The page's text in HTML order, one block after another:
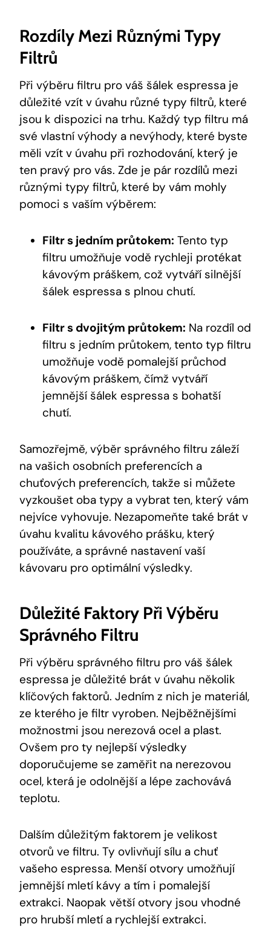
Rozdíly ⁤mezi ⁣různými Typy
Filtrů
Při ⁢výběru filtru pro váš šálek espressa je
⁣důležité vzít v úvahu‍ různé typy filtrů, které
jsou k dispozici na trhu.⁤ Každý ‌typ filtru má
své vlastní výhody a nevýhody, které ​byste
měli vzít v úvahu při⁤ rozhodování, který‍ je
ten ⁢pravý pro vás.⁣ Zde je pár rozdílů mezi
různými typy filtrů,‍ které by vám ​mohly
‌pomoci s vaším ⁤výběrem:
Filtr s‍ jedním​ průtokem: Tento typ
filtru umožňuje vodě rychleji protékat
kávovým práškem, což ⁣vytváří silnější
šálek espressa s plnou chutí.
Filtr ⁤s dvojitým průtokem: Na rozdíl od
filtru s jedním průtokem,‍ tento typ filtru
umožňuje vodě pomalejší ⁢průchod
kávovým práškem, čímž vytváří
jemnější šálek espressa s bohatší
chutí.
Samozřejmě,‌ výběr⁤ správného filtru‍ záleží
na vašich osobních preferencích⁢ a ​
chuťových preferencích, ⁢takže⁤ si můžete
vyzkoušet oba typy ‍a vybrat ten, který vám
nejvíce ‍vyhovuje. Nezapomeňte také brát v
úvahu⁤ kvalitu‍ kávového prášku, který​
používáte, a správné ⁣nastavení vaší
kávovaru ‍pro optimální výsledky.
Důležité Faktory Při ⁣výběru
Správného Filtru
Při výběru správného filtru ⁤pro váš šálek
espressa⁢ je důležité brát⁢ v úvahu několik
klíčových ​faktorů. Jedním⁢ z ⁣nich je materiál,
ze kterého je⁣ filtr vyroben. Nejběžnějšími
⁤možnostmi⁢ jsou ‌nerezová ocel⁢ a plast.
Ovšem pro ty nejlepší výsledky
doporučujeme se‍ zaměřit na nerezovou
ocel, která⁣ je odolnější‍ a lépe ⁢zachovává
teplotu.
Dalším⁢ důležitým faktorem je velikost
otvorů ve filtru. Ty ovlivňují⁢ sílu a chuť⁣
vašeho espressa. ​Menší otvory umožňují
⁢jemnější mletí ⁢kávy a ‌tím i⁢ pomalejší
‍extrakci.⁤ Naopak větší otvory jsou vhodné
⁣pro hrubší mletí a rychlejší extrakci.